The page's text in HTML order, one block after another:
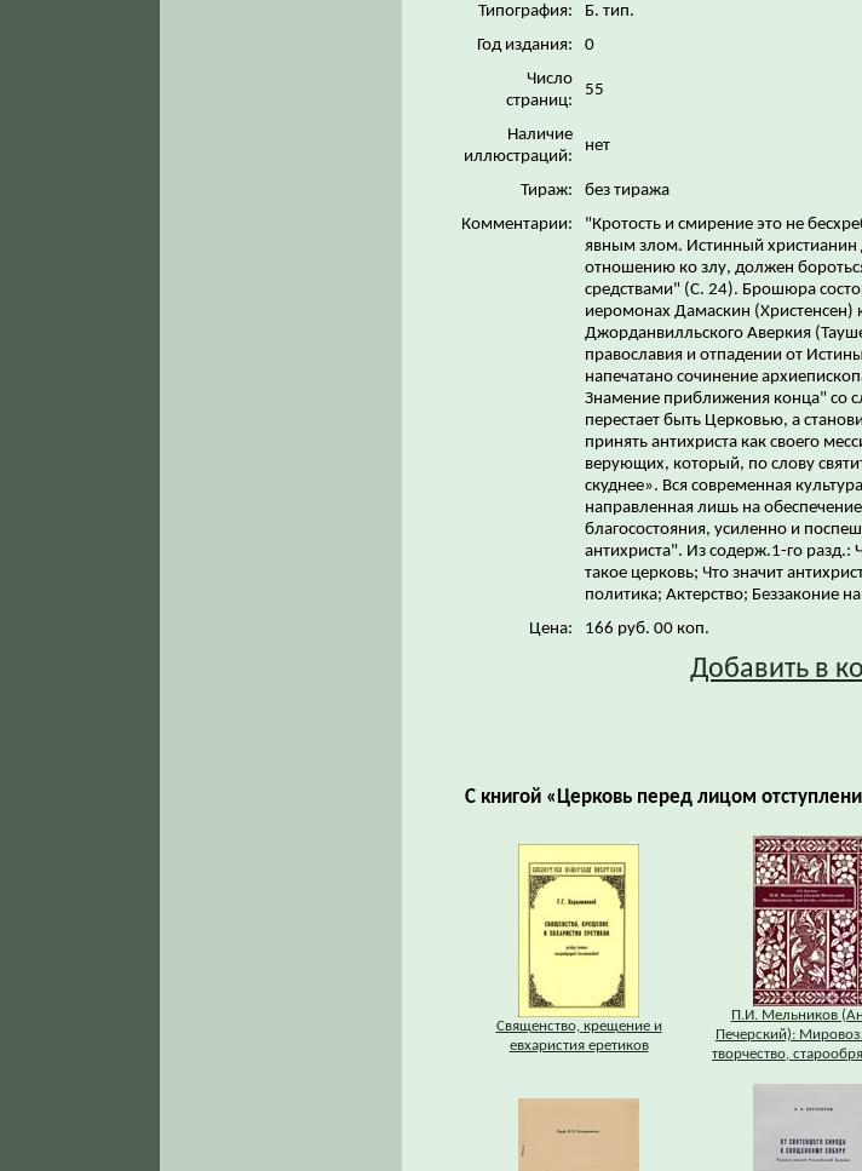
Типография:
Б. тип.
Год издания:
0
Число
страниц:
55
Наличие
иллюстраций:
нет
Тираж:
без тиража
Комментарии:
"Кротость и смирение это не
явным злом. Истинный
отношению ко злу, должен
средствами" (С. 24). Брошюра
иеромонах Дамаскин (Христенсен)
Джорданвилльского Аверкия
православия и отпадении от
напечатано сочинение
Знамение приближения конца" со
перестает быть Церковью, а
принять антихриста как своего
верующих, который, по слову
скуднее». Вся современная
направленная лишь на
благосостояния, усиленно и
антихриста". Из содерж.1-го разд.:
такое церковь; Что значит
политика; Актерство; Беззаконие
Цена:
166 руб. 00 коп.
Добавить в
С книгой «Церковь перед лицом
Священство, крещение и
евхаристия еретиков
П.И. Мельников
Печерский):
творчество,